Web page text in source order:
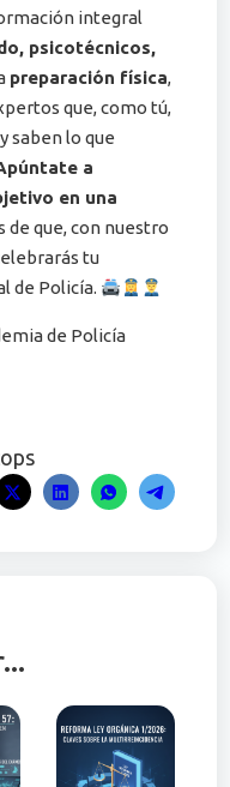
integral
psicotécnicos,
preparación física,
que, como tú,
saben lo que
a
en una
de que, con nuestro
tu
de Policía.
de Policía